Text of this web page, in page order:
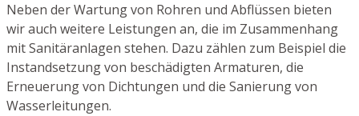
Neben der Wartung von Rohren und Abflüssen bieten
wir auch weitere Leistungen an, die im Zusammenhang
mit Sanitäranlagen stehen. Dazu zählen zum Beispiel die
Instandsetzung von beschädigten Armaturen, die
Erneuerung von Dichtungen und die Sanierung von
Wasserleitungen.